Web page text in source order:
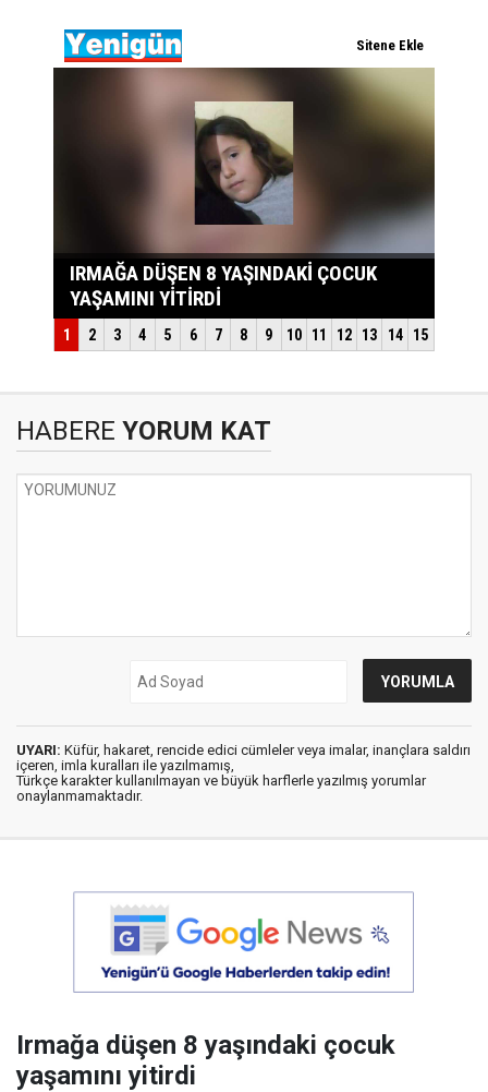
HABERE YORUM KAT
UYARI: Küfür, hakaret, rencide edici cümleler veya imalar, inançlara saldırı
içeren, imla kuralları ile yazılmamış,
Türkçe karakter kullanılmayan ve büyük harflerle yazılmış yorumlar
onaylanmamaktadır.
Irmağa düşen 8 yaşındaki çocuk
yaşamını yitirdi